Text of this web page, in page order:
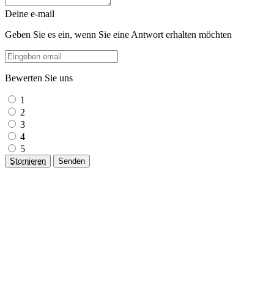
Deine e-mail
Geben Sie es ein, wenn Sie eine Antwort erhalten möchten
Bewerten Sie uns
1
2
3
4
5
Stornieren Senden